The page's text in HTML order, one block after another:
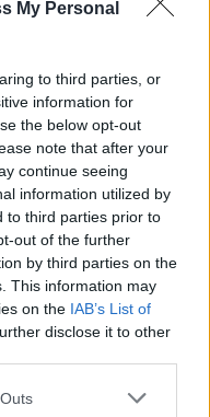
My Personal
to third parties, or
information for
the below opt-out
note that after your
continue seeing
information utilized by
to third parties prior to
out of the further
by third parties on the
This information may
on the IAB’s List of
disclose it to other